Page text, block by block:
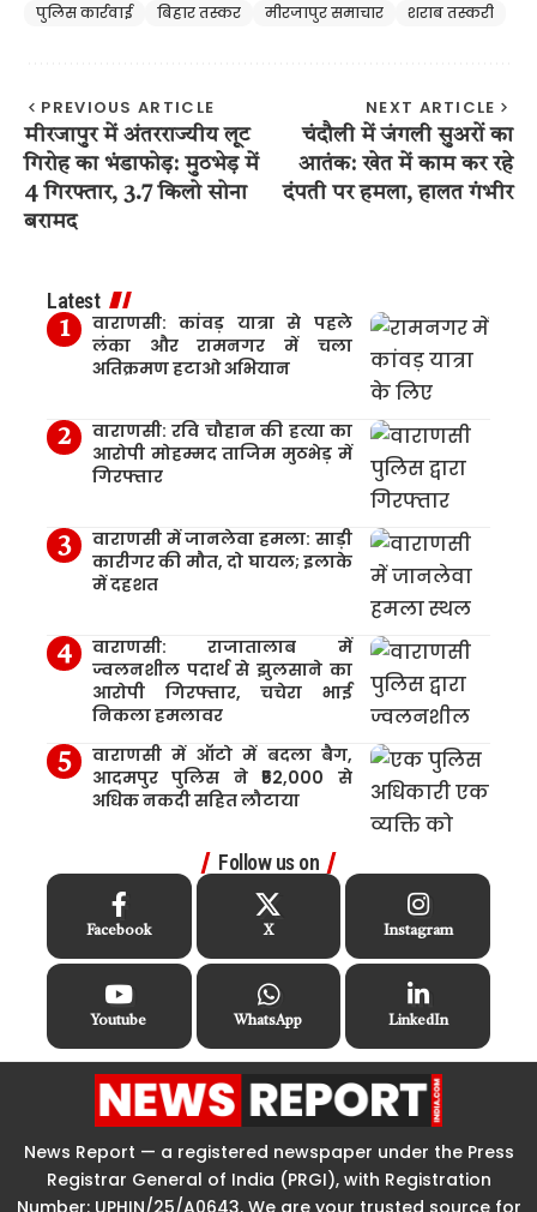
पुलिस कार्रवाई
बिहार तस्कर मीरजापुर समाचार शराब तस्करी
PREVIOUS ARTICLE
मीरजापुर में अंतरराज्यीय लूट
गिरोह का भंडाफोड़: मुठभेड़ में
4 गिरफ्तार, 3.7 किलो सोना
बरामद
NEXT ARTICLE
चंदौली में जंगली सुअरों का
आतंक: खेत में काम कर रहे
दंपती पर हमला, हालत गंभीर
Latest
वाराणसी: कांवड़ यात्रा से पहले
लंका और रामनगर में चला
अतिक्रमण हटाओ अभियान
वाराणसी: रवि चौहान की हत्या का
आरोपी मोहम्मद ताजिम मुठभेड़ में
गिरफ्तार
वाराणसी में जानलेवा हमला: साड़ी
कारीगर की मौत, दो घायल; इलाके
में दहशत
वाराणसी: राजातालाब में
ज्वलनशील पदार्थ से झुलसाने का
आरोपी गिरफ्तार, चचेरा भाई
निकला हमलावर
वाराणसी में ऑटो में बदला बैग,
आदमपुर पुलिस ने ₹52,000 से
अधिक नकदी सहित लौटाया
Follow us on
Facebook X Instagram
Youtube WhatsApp LinkedIn
News Report — a registered newspaper under the Press
Registrar General of India (PRGI), with Registration